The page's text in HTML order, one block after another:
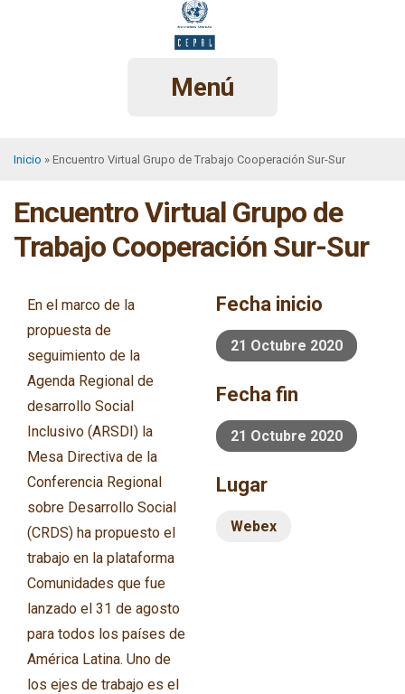
Menú
enlaces
de
la
navegación
Inicio Encuentro Virtual Grupo de Trabajo Cooperación Sur-Sur
Encuentro Virtual Grupo de
Trabajo Cooperación Sur-Sur
En el marco de la
propuesta de
seguimiento de la
Agenda Regional de
desarrollo Social
Inclusivo (ARSDI) la
Mesa Directiva de la
Conferencia Regional
sobre Desarrollo Social
(CRDS) ha propuesto el
trabajo en la plataforma
Comunidades que fue
lanzado el 31 de agosto
para todos los países de
América Latina. Uno de
los ejes de trabajo es el
Fecha inicio
21 Octubre 2020
Fecha fin
21 Octubre 2020
Lugar
Webex